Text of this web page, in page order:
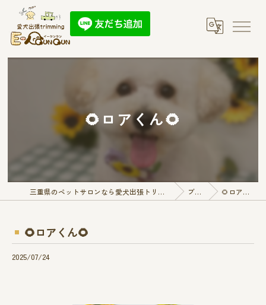
🌻ロアくん🌻
三重県のペットサロンなら愛犬出張トリミング E-QunQun ブログ 🌻ロアくん🌻
🌻ロアくん🌻
2025/07/24